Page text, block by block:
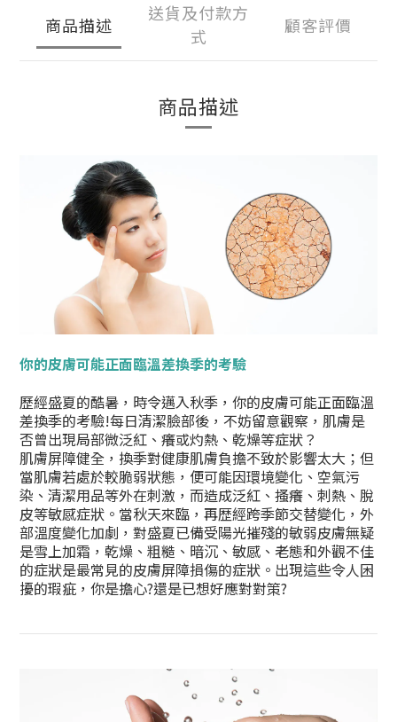
商品描述
送貨及付款方
式
顧客評價
商品描述
你的皮膚可能正面臨溫差換季的考驗
歷經盛夏的酷暑，時令邁入秋季，你的皮膚可能正面臨溫
差換季的考驗!每日清潔臉部後，不妨留意觀察，肌膚是
否曾出現局部微泛紅、癢或灼熱、乾燥等症狀？
肌膚屏障健全，換季對健康肌膚負擔不致於影響太大；但
當肌膚若處於較脆弱狀態，便可能因環境變化、空氣污
染、清潔用品等外在刺激，而造成泛紅、搔癢、刺熱、脫
皮等敏感症狀。當秋天來臨，再歴經跨季節交替變化，外
部溫度變化加劇，對盛夏已備受陽光摧殘的敏弱皮膚無疑
是雪上加霜，乾燥、粗糙、暗沉、敏感、老態和外觀不佳
的症狀是最常見的皮膚屏障損傷的症狀。出現這些令人困
擾的瑕疵，你是擔心?還是已想好應對對策?